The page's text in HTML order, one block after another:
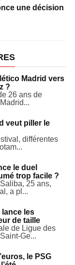
une décision
Madrid vers
?
26 ans de
veut piller le
différentes
le duel
trop facile ?
25 ans,
a pl...
lance les
de taille
de Ligue des
Ge...
le PSG